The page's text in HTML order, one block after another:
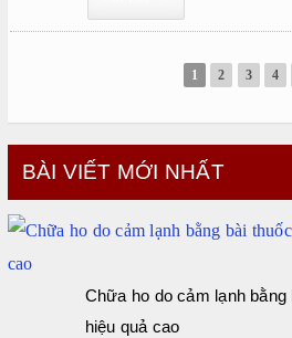
1 2 3 4
BÀI VIẾT MỚI NHẤT
Chữa ho do cảm lạnh
hiệu quả cao